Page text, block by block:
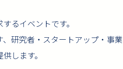
るイベントです。
研究者・スタートアップ・事
します。